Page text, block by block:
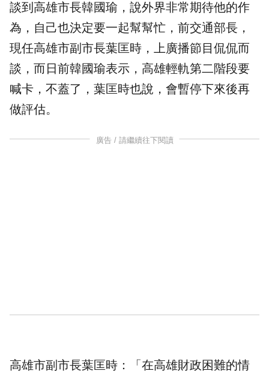
談到高雄市長韓國瑜，說外界非常期待他的作
為，自己也決定要一起幫幫忙，前交通部長，
現任高雄市副市長葉匡時，上廣播節目侃侃而
談，而日前韓國瑜表示，高雄輕軌第二階段要
喊卡，不蓋了，葉匡時也說，會暫停下來後再
做評估。
廣告 / 請繼續往下閱讀
高雄市副市長葉匡時：「在高雄財政困難的情